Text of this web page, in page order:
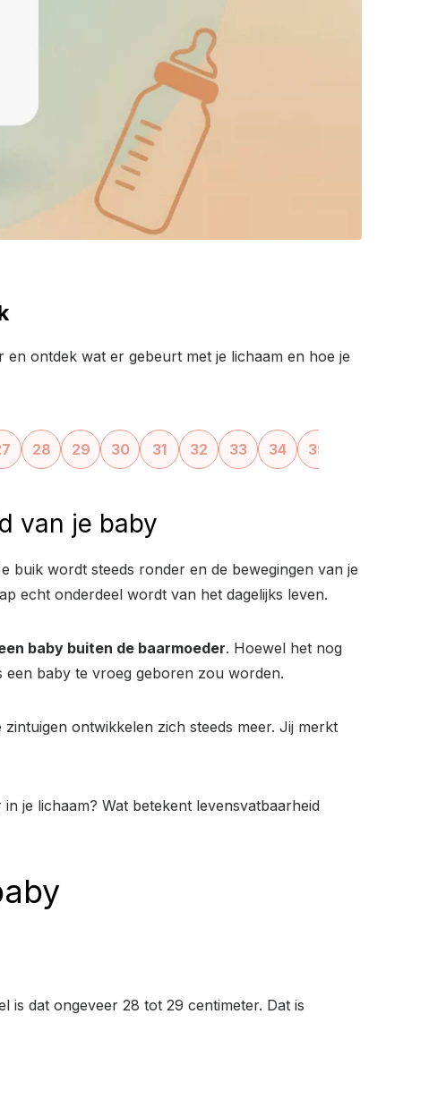
en ontdek wat er gebeurt met je lichaam en hoe je
28 29 30 31 32 33 34 35
van je baby
buik wordt steeds ronder en de bewegingen van je
echt onderdeel wordt van het dagelijks leven.
baby buiten de baarmoeder. Hoewel het nog
een baby te vroeg geboren zou worden.
ontwikkelen zich steeds meer. Jij merkt
je lichaam? Wat betekent levensvatbaarheid
dat ongeveer 28 tot 29 centimeter. Dat is